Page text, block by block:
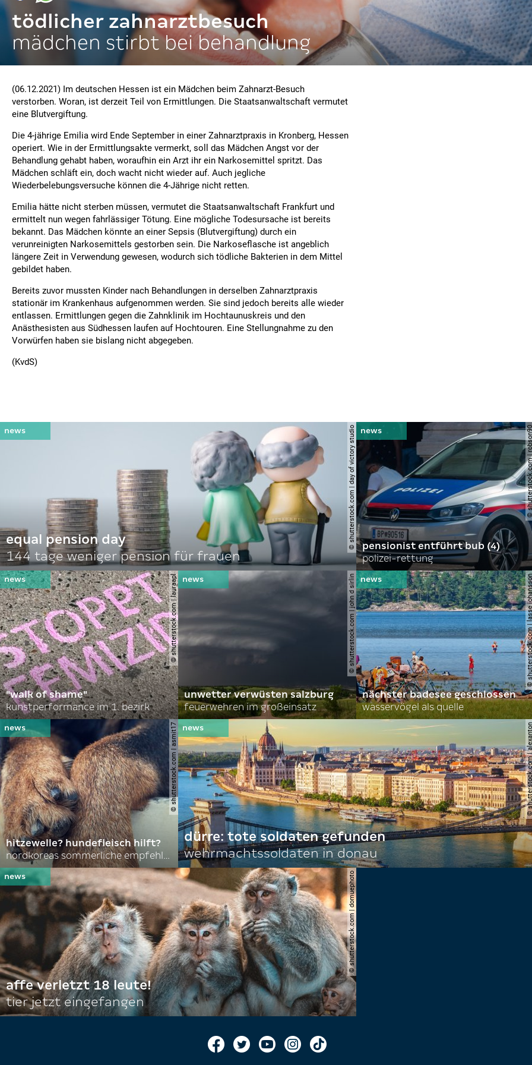
tödlicher zahnarztbesuch
mädchen stirbt bei behandlung
(06.12.2021) Im deutschen Hessen ist ein Mädchen beim Zahnarzt-Besuch
verstorben. Woran, ist derzeit Teil von Ermittlungen. Die Staatsanwaltschaft vermutet
eine Blutvergiftung.
Die 4-jährige Emilia wird Ende September in einer Zahnarztpraxis in Kronberg, Hessen
operiert. Wie in der Ermittlungsakte vermerkt, soll das Mädchen Angst vor der
Behandlung gehabt haben, woraufhin ein Arzt ihr ein Narkosemittel spritzt. Das
Mädchen schläft ein, doch wacht nicht wieder auf. Auch jegliche
Wiederbelebungsversuche können die 4-Jährige nicht retten.
Emilia hätte nicht sterben müssen, vermutet die Staatsanwaltschaft Frankfurt und
ermittelt nun wegen fahrlässiger Tötung. Eine mögliche Todesursache ist bereits
bekannt. Das Mädchen könnte an einer Sepsis (Blutvergiftung) durch ein
verunreinigten Narkosemittels gestorben sein. Die Narkoseflasche ist angeblich
längere Zeit in Verwendung gewesen, wodurch sich tödliche Bakterien in dem Mittel
gebildet haben.
Bereits zuvor mussten Kinder nach Behandlungen in derselben Zahnarztpraxis
stationär im Krankenhaus aufgenommen werden. Sie sind jedoch bereits alle wieder
entlassen. Ermittlungen gegen die Zahnklinik im Hochtaunuskreis und den
Anästhesisten aus Südhessen laufen auf Hochtouren. Eine Stellungnahme zu den
Vorwürfen haben sie bislang nicht abgegeben.
(KvdS)
© shutterstock.com | day of victory studio
equal pension day
144 tage weniger pension für frauen
©
pensionist entführt bub (4)
polizei-rettung
© shutterstock.com | lauraapl
"walk of shame"
kunstperformance im 1. bezirk
© shutterstock.com | john d sirlin
unwetter verwüsten salzburg
feuerwehren im großeinsatz
©
nächster badesee geschlossen
wasservögel als quelle
© shutterstock.com | asmit17
hitzewelle? hundefleisch hilft?
nordkoreas sommerliche empfehlungen
©
dürre: tote soldaten gefunden
wehrmachtssoldaten in donau
© shutterstock.com | domuephoto
affe verletzt 18 leute!
tier jetzt eingefangen